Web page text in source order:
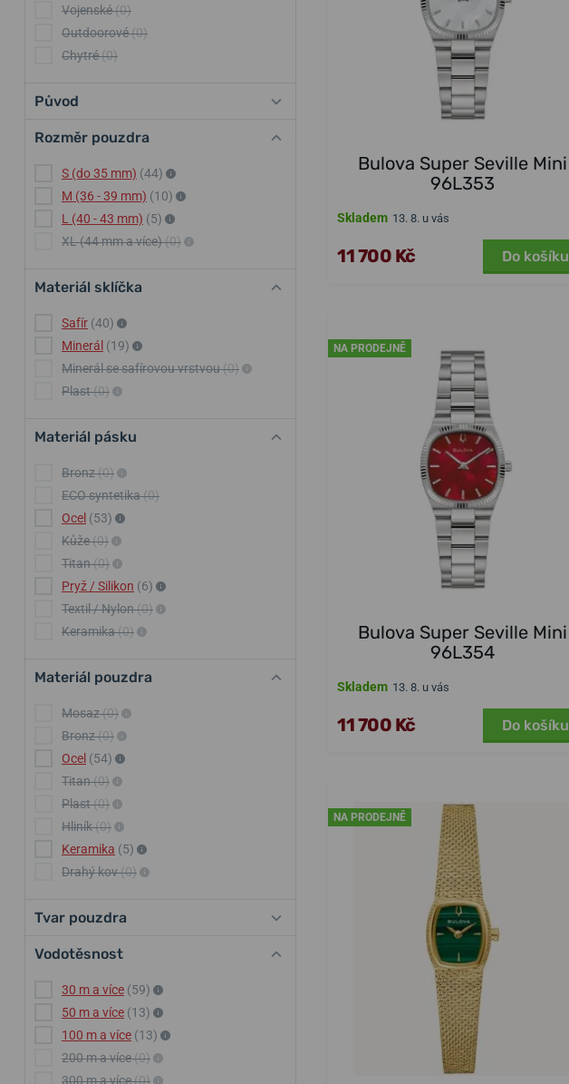
Vojenské(0)
Outdoorové(0)
Chytré(0)
Původ
Rozměr pouzdra
S (do 35 mm) (44)
M (36 - 39 mm) (10)
L (40 - 43 mm) (5)
XL (44 mm a více)(0)
Materiál sklíčka
Safír (40)
Minerál (19)
Minerál se safírovou vrstvou(0)
Plast(0)
Materiál pásku
Bronz(0)
ECO syntetika(0)
Ocel (53)
Kůže(0)
Titan(0)
Pryž / Silikon (6)
Textil / Nylon(0)
Keramika(0)
Materiál pouzdra
Mosaz(0)
Bronz(0)
Ocel (54)
Titan(0)
Plast(0)
Hliník(0)
Keramika (5)
Drahý kov(0)
Tvar pouzdra
Vodotěsnost
30 m a více (59)
50 m a více (13)
100 m a více (13)
200 m a více(0)
300 m a více(0)
Bulova Super Seville Mini
96L353
Skladem 13. 8. u vás
11 700 Kč Do košíku
NA PRODEJNĚ
Bulova Super Seville Mini
96L354
Skladem 13. 8. u vás
11 700 Kč Do košíku
NA PRODEJNĚ